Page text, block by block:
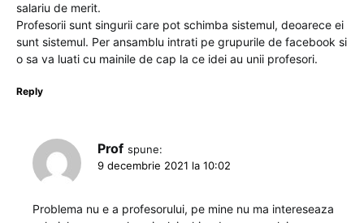
salariu de merit.
Profesorii sunt singurii care pot schimba sistemul, deoarece ei
sunt sistemul. Per ansamblu intrati pe grupurile de facebook si
o sa va luati cu mainile de cap la ce idei au unii profesori.
Reply
Prof spune:
9 decembrie 2021 la 10:02
Problema nu e a profesorului, pe mine nu ma intereseaza